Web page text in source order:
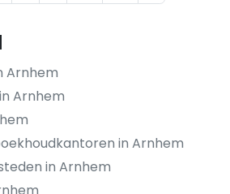
Arnhem
Arnhem
in Arnhem
in Arnhem